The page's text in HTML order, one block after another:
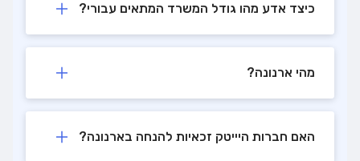
כיצד אדע מהו גודל המשרד המתאים עבורי?
מהי ארנונה?
האם חברות היייטק זכאיות להנחה בארנונה?